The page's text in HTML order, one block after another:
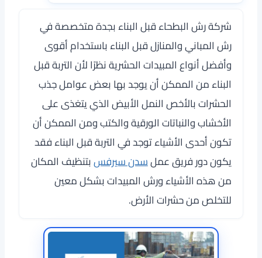
شركة رش البطحاء قبل البناء بجدة متخصصة في
رش المباني والمنازل قبل البناء باستخدام أقوى
وأفضل أنواع المبيدات الحشرية نظرًا لأن التربة قبل
البناء من الممكن أن يوجد بها بعض عوامل جذب
الحشرات بالأخص النمل الأبيض الذي يتغذى على
الأخشاب والنباتات الورقية والكتب ومن الممكن أن
تكون أحدى الأشياء توجد في التربة قبل البناء فقد
يكون دور فريق عملسدن سيرفسبتنظيف المكان
من هذه الأشياء ورش المبيدات بشكل معين
للتخلص من حشرات الأرض.